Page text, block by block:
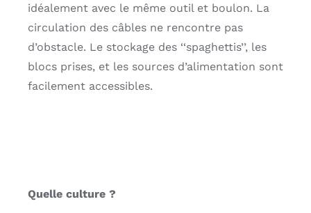
idéalement avec le même outil et boulon. La
circulation des câbles ne rencontre pas
d’obstacle. Le stockage des ‘‘spaghettis’’, les
blocs prises, et les sources d’alimentation sont
facilement accessibles.
Quelle culture ?